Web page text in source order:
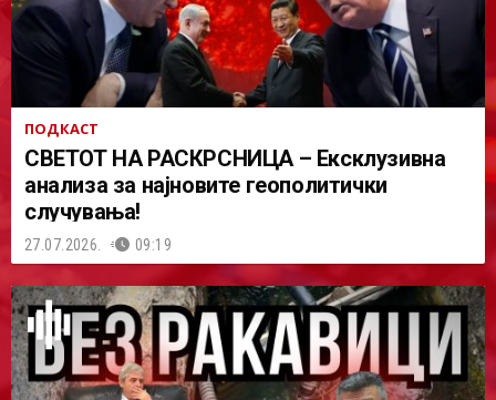
ПОДКАСТ
СВЕТОТ НА РАСКРСНИЦА – Ексклузивна
анализа за најновите геополитички
случувања!
27.07.2026. 09:19